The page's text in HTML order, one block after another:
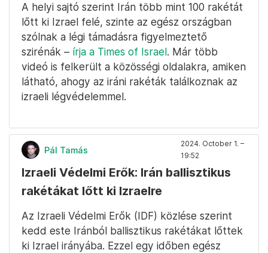
A helyi sajtó szerint Irán több mint 100 rakétát
lőtt ki Izrael felé, szinte az egész országban
szólnak a légi támadásra figyelmeztető
szirénák – írja a Times of Israel. Már több
videó is felkerült a közösségi oldalakra, amiken
látható, ahogy az iráni rakéták találkoznak az
izraeli légvédelemmel.
Pál Tamás
2024. October 1. –
19:52
Izraeli Védelmi Erők: Irán ballisztikus
rakétákat lőtt ki Izraelre
Az Izraeli Védelmi Erők (IDF) közlése szerint
kedd este Iránból ballisztikus rakétákat lőttek
ki Izrael irányába. Ezzel egy időben egész